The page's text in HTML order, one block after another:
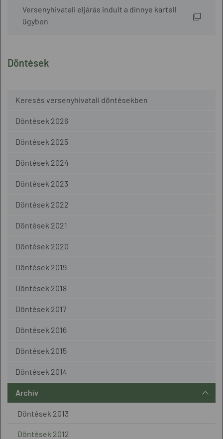
Döntések
Keresés versenyhivatali döntésekben
Döntések 2026
Döntések 2025
Döntések 2024
Döntések 2023
Döntések 2022
Döntések 2021
Döntések 2020
Döntések 2019
Döntések 2018
Döntések 2017
Döntések 2016
Döntések 2015
Döntések 2014
Archív
Döntések 2013
Döntések 2012
Versenyhivatali eljárás indult a dinnye kartell
ügyben